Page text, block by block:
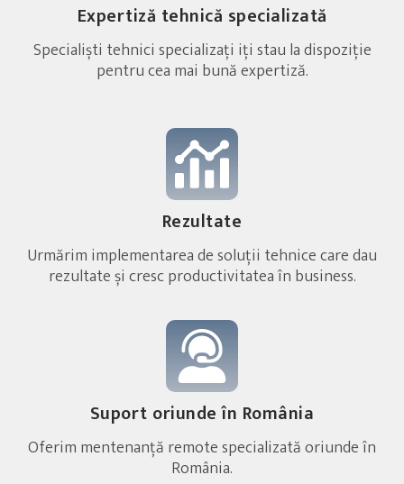
Expertiză tehnică specializată
Specialiști tehnici specializați iți stau la dispoziție
pentru cea mai bună expertiză.
Rezultate
Urmărim implementarea de soluții tehnice care dau
rezultate și cresc productivitatea în business.
Suport oriunde în România
Oferim mentenanță remote specializată oriunde în
România.